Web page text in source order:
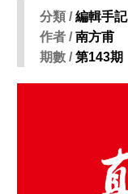
分類 /編輯手記
作者 /南方甫
期數 /第143期